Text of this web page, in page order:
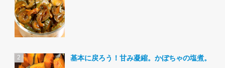
基本に戻ろう！甘み凝縮。かぼちゃの塩煮。